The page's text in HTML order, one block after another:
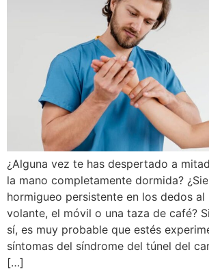
¿Alguna vez te has despertado a
la mano completamente dormida?
hormigueo persistente en los dedos al
volante, el móvil o una taza de café?
sí, es muy probable que estés
síntomas del síndrome del túnel del
[…]